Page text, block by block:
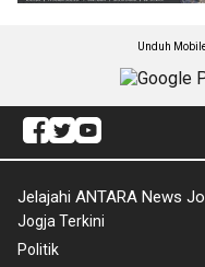
Unduh
Jelajahi ANTARA News
Jogja Terkini
Politik